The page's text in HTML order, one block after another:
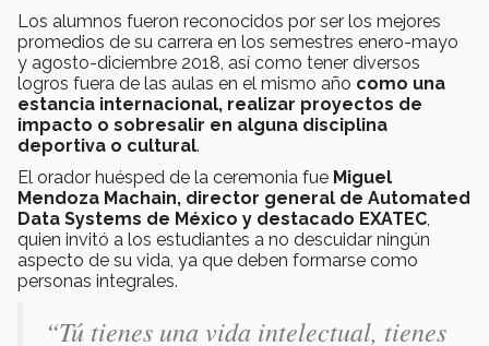
Los alumnos fueron reconocidos por ser los mejores
promedios de su carrera en los semestres enero-mayo
y agosto-diciembre 2018, así como tener diversos
logros fuera de las aulas en el mismo año como una
estancia internacional, realizar proyectos de
impacto o sobresalir en alguna disciplina
deportiva o cultural.
El orador huésped de la ceremonia fue Miguel
Mendoza Machain, director general de Automated
Data Systems de México y destacado EXATEC,
quien invitó a los estudiantes a no descuidar ningún
aspecto de su vida, ya que deben formarse como
personas integrales.
“Tú tienes una vida intelectual, tienes